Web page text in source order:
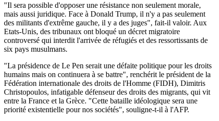
"Il sera possible d'opposer une résistance non seulement morale,
mais aussi juridique. Face à Donald Trump, il n'y a pas seulement
des militants d'extrême gauche, il y a des juges", fait-il valoir. Aux
Etats-Unis, des tribunaux ont bloqué un décret migratoire
controversé qui interdit l'arrivée de réfugiés et des ressortissants de
six pays musulmans.
"La présidence de Le Pen serait une défaite politique pour les droits
humains mais on continuera à se battre", renchérit le président de la
Fédération internationale des droits de l'Homme (FIDH), Dimitris
Christopoulos, infatigable défenseur des droits des migrants, qui vit
entre la France et la Grèce. "Cette bataille idéologique sera une
priorité existentielle pour nos sociétés", souligne-t-il à l'AFP.